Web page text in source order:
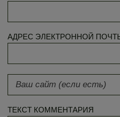
АДРЕС ЭЛЕКТРОННОЙ
ТЕКСТ КОММЕНТАРИЯ